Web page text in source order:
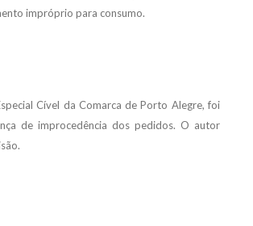
impróprio para consumo.
Cível da Comarca de Porto Alegre, foi
de improcedência dos pedidos. O autor